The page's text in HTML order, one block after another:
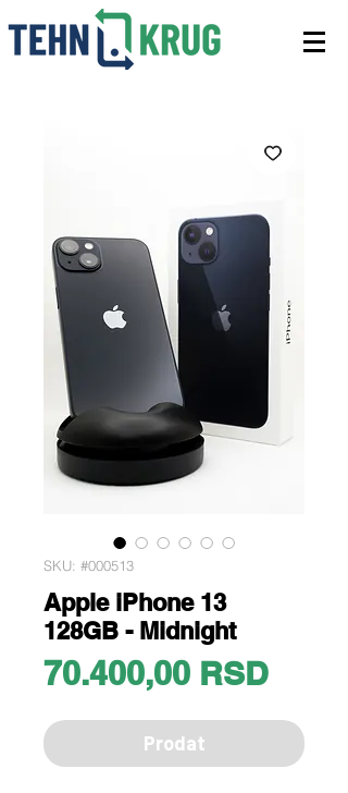
SKU: #000513
Apple iPhone 13
128GB - Midnight
70.400,00 RSDPrice
Prodat